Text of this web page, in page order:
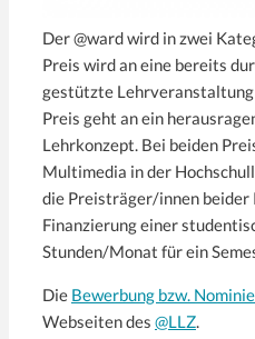
Der @ward wird in zwei
Preis wird an eine bereits
gestützte
Preis geht an ein
Lehrkonzept. Bei beiden
Multimedia in der
die Preisträger/innen beider
Finanzierung einer
Stunden/Monat für ein
Die Bewerbung bzw.
Webseiten des @LLZ.